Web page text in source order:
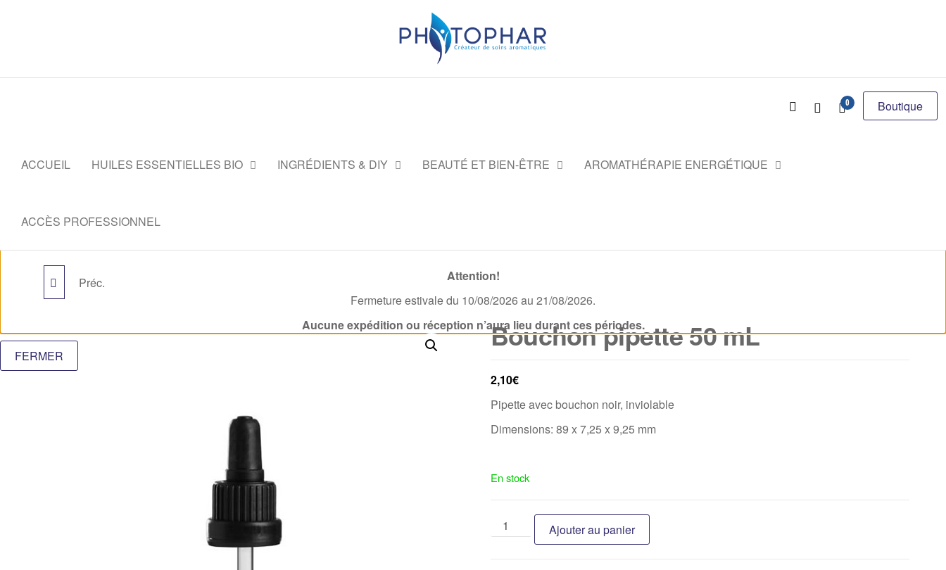
Boutique
0
ACCUEIL HUILES ESSENTIELLES BIO INGRÉDIENTS & DIY BEAUTÉ ET BIEN-ÊTRE AROMATHÉRAPIE ENERGÉTIQUE
ACCÈS PROFESSIONNEL
FLACON VERRE
Préc.
Bouchon pipette 50 mL
2,10€
Pipette avec bouchon noir, inviolable
Dimensions: 89 x 7,25 x 9,25 mm
En stock
Ajouter au panier
Attention!
Fermeture estivale du 10/08/2026 au 21/08/2026.
Aucune expédition ou réception n’aura lieu durant ces périodes.
FERMER